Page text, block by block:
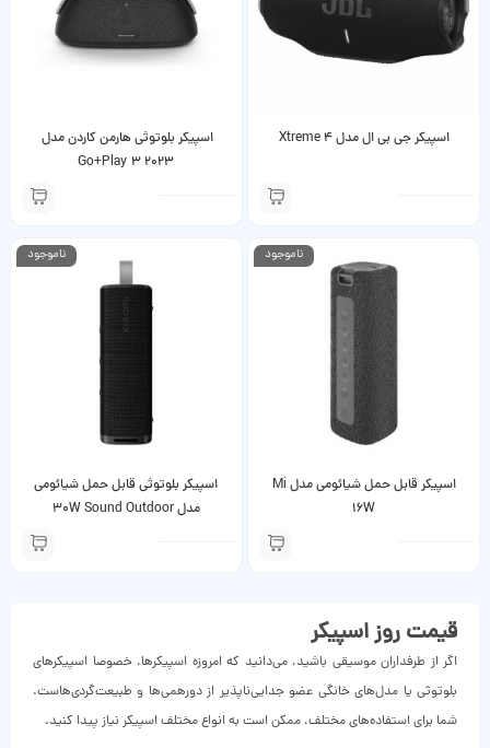
اسپیکر جی بی ال مدل Xtreme 4
اسپیکر بلوتوثی هارمن کاردن مدل
Go+Play 3 2023
ناموجود
اسپیکر قابل حمل شیائومی مدل Mi
16W
ناموجود
اسپیکر بلوتوثی قابل حمل شیائومی
مدل 30W Sound Outdoor
قیمت روز اسپیکر
اگر از طرفداران موسیقی باشید، می‌دانید که امروزه اسپیکرها، خصوصا اسپیکرهای
بلوتوثی یا مدل‌های خانگی عضو جدایی‌ناپذیر از دورهمی‌ها و طبیعت‌گردی‌هاست.
شما برای استفاده‌های مختلف، ممکن است به انواع مختلف اسپیکر نیاز پیدا کنید.